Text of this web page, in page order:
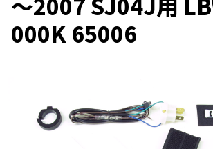
000K 65006